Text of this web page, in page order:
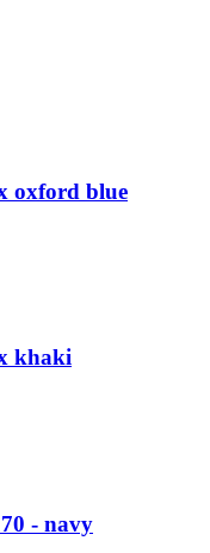
oxford blue
khaki
- navy